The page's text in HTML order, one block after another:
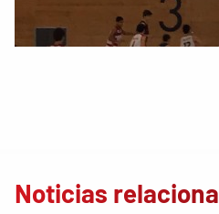
Noticias